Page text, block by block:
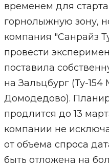
временем для
горнолыжную зону,
компания "Санрайз
провести
поставила
на Зальцбург (Ту-
Домодедово).
продлится до 13
компании не
от объема спроса
быть отложена на